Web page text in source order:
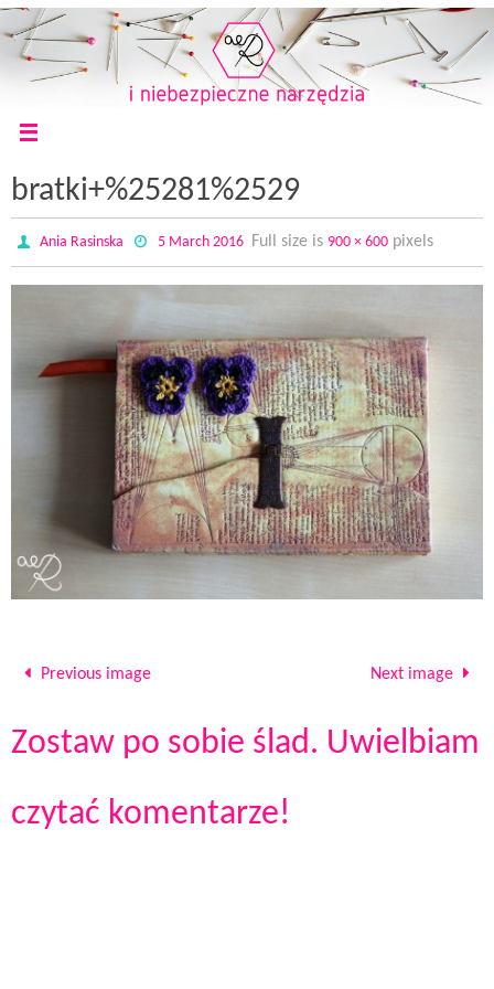
bratki+%25281%2529
Ania Rasinska 5 March 2016 Full size is 900 × 600pixels
Previous image Next image
Zostaw po sobie ślad. Uwielbiam
czytać komentarze!